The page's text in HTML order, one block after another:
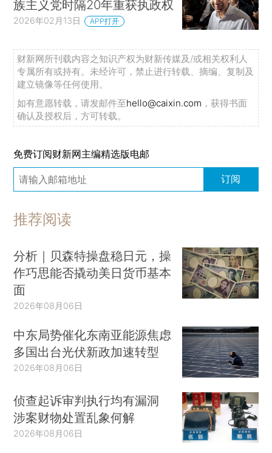
族主义党时隔20年重获执政权
2026年02月13日 APP打开
财新网所刊载内容之知识产权为财新传媒及/或相关权利人
专属所有或持有。未经许可，禁止进行转载、摘编、复制及
建立镜像等任何使用。
如有意愿转载，请发邮件至hello@caixin.com ，获得书面
确认及授权后，方可转载。
免费订阅财新网主编精选版电邮
订阅
推荐阅读
分析｜贝森特操盘稳日元，操
作巧思能否撬动美日货币基本
面
2026年08月06日
中东局势催化东南亚能源焦虑
多国出台光伏新政加速转型
2026年08月06日
侦查起诉审判执行均有漏洞
涉案财物处置乱象何解
2026年08月06日